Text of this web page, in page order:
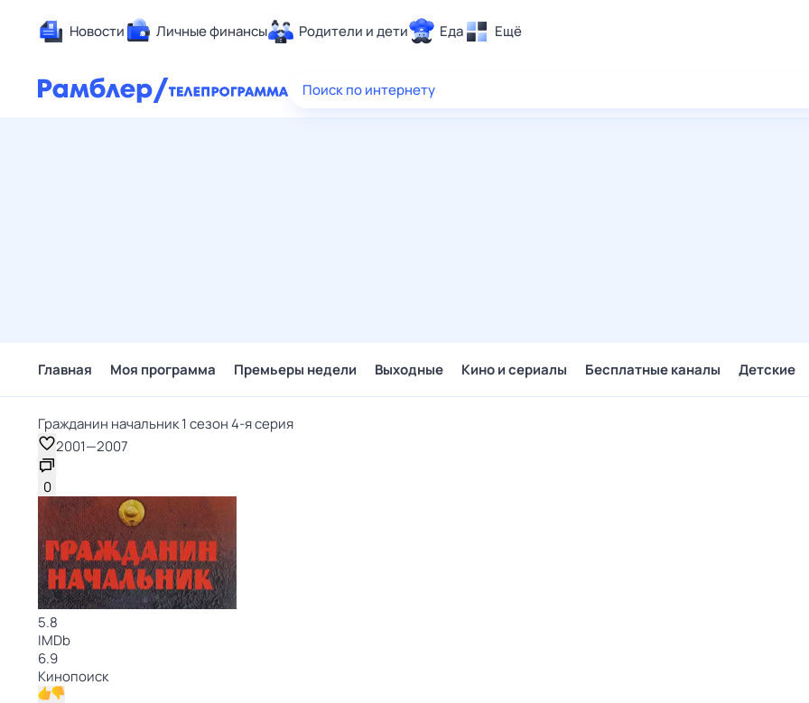
Новости Личные финансы Родители и дети Еда Ещё
Здоровье
Поиск по интернету
Главная Моя программа Премьеры недели Выходные Кино и сериалы Бесплатные каналы Детские
Гражданин начальник 1 сезон 4-я серия
2001—2007
0
5.8
IMDb
6.9
Кинопоиск